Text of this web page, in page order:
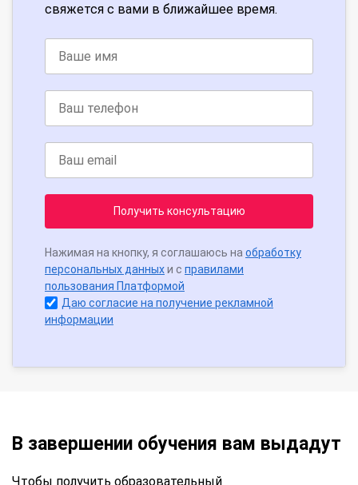
свяжется с вами в ближайшее время.
Получить консультацию
Нажимая на кнопку, я соглашаюсь на обработку
персональных данныхи с правилами
пользования Платформой
Даю согласие на получение рекламной
информации
В завершении обучения вам выдадут
Чтобы получить образовательный